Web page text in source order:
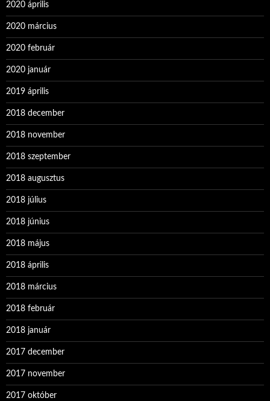
2020 április
2020 március
2020 február
2020 január
2019 április
2018 december
2018 november
2018 szeptember
2018 augusztus
2018 július
2018 június
2018 május
2018 április
2018 március
2018 február
2018 január
2017 december
2017 november
2017 október